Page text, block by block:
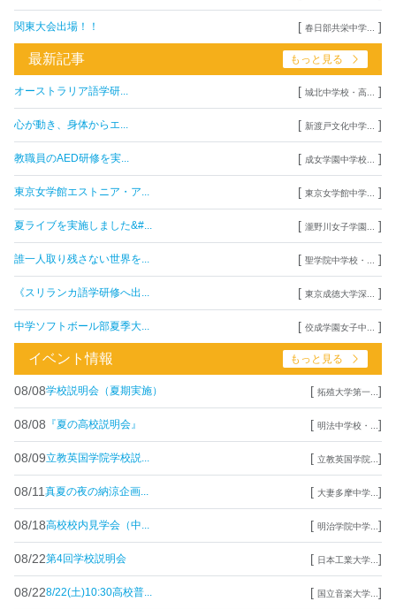
関東大会出場！！ [ 春日部共栄中学... ]
最新記事 もっと見る
オーストラリア語学研... [ 城北中学校・高... ]
心が動き、身体からエ... [ 新渡戸文化中学... ]
教職員のAED研修を実... [ 成女学園中学校... ]
東京女学館エストニア・ア... [ 東京女学館中学... ]
夏ライブを実施しました&#... [ 瀧野川女子学園... ]
誰一人取り残さない世界を... [ 聖学院中学校・... ]
《スリランカ語学研修へ出... [ 東京成徳大学深... ]
中学ソフトボール部夏季大... [ 佼成学園女子中... ]
イベント情報 もっと見る
08/08学校説明会（夏期実施） [ 拓殖大学第一... ]
08/08 『夏の高校説明会』 [ 明法中学校・... ]
08/09立教英国学院学校説... [ 立教英国学院... ]
08/11 真夏の夜の納涼企画... [ 大妻多摩中学... ]
08/18高校校内見学会（中... [ 明治学院中学... ]
08/22第4回学校説明会 [ 日本工業大学... ]
08/228/22(土)10:30高校普... [ 国立音楽大学... ]